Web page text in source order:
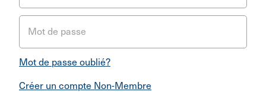
Mot de passe
Mot de passe oublié?
Créer un compte Non-Membre